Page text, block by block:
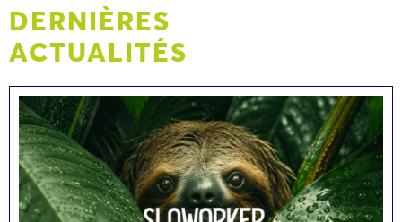
DERNIÈRES
ACTUALITÉS